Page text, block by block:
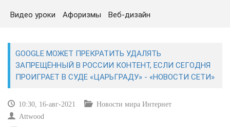
СЕГОДНЯ
САЙТОСТРОЕНИЕ
Видео уроки Афоризмы Веб-дизайн
GOOGLE МОЖЕТ ПРЕКРАТИТЬ УДАЛЯТЬ
ЗАПРЕЩЁННЫЙ В РОССИИ КОНТЕНТ, ЕСЛИ СЕГОДНЯ
ПРОИГРАЕТ В СУДЕ «ЦАРЬГРАДУ» - «НОВОСТИ СЕТИ»
10:30, 16-авг-2021
Новости мира Интернет
Attwood